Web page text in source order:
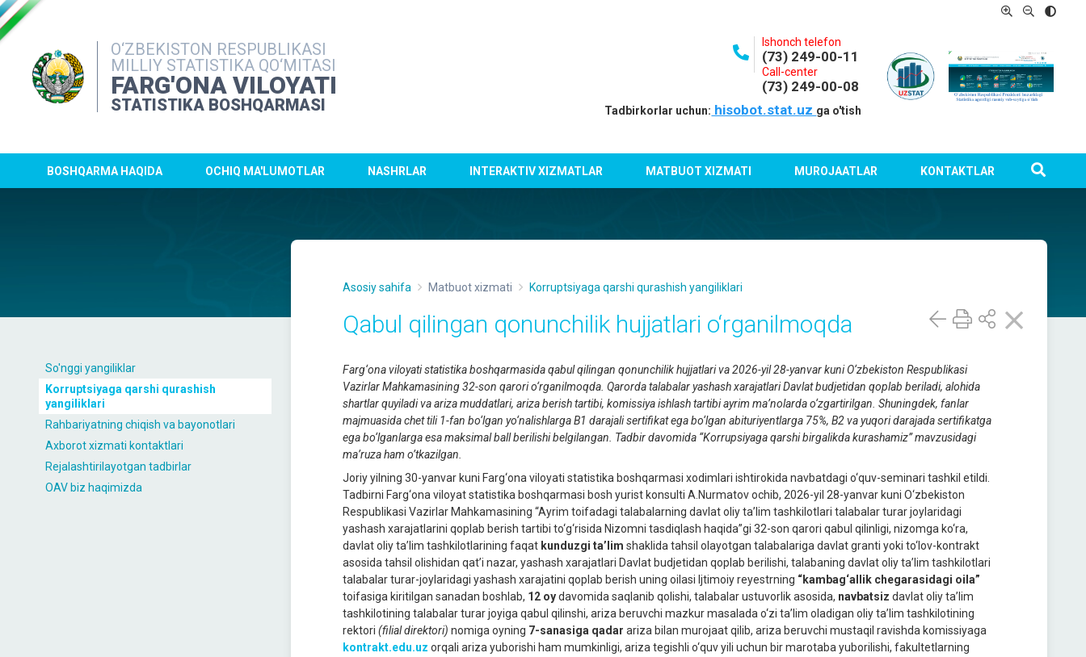
O‘ZBEKISTON RESPUBLIKASI
MILLIY STATISTIKA QO‘MITASI
FARG'ONA VILOYATI
STATISTIKA BOSHQARMASI
Ishonch telefon
(73) 249-00-11
Call-center
(73) 249-00-08
Tadbirkorlar uchun: hisobot.stat.uz ga o'tish
BOSHQARMA HAQIDA OCHIQ MA'LUMOTLAR NASHRLAR INTERAKTIV XIZMATLAR MATBUOT XIZMATI MUROJAATLAR KONTAKTLAR
So'nggi yangiliklar
Korruptsiyaga qarshi qurashish
yangiliklari
Rahbariyatning chiqish va bayonotlari
Axborot xizmati kontaktlari
Rejalashtirilayotgan tadbirlar
OAV biz haqimizda
Asosiy sahifa Matbuot xizmati Korruptsiyaga qarshi qurashish yangiliklari
Qabul qilingan qonunchilik hujjatlari o‘rganilmoqda
Farg‘ona viloyati statistika boshqarmasida qabul qilingan qonunchilik hujjatlari va 2026-yil 28-yanvar kuni O‘zbekiston Respublikasi
Vazirlar Mahkamasining 32-son qarori o‘rganilmoqda. Qarorda talabalar yashash xarajatlari Davlat budjetidan qoplab beriladi, alohida
shartlar quyiladi va ariza muddatlari, ariza berish tartibi, komissiya ishlash tartibi ayrim ma’nolarda o‘zgartirilgan. Shuningdek, fanlar
majmuasida chet tili 1-fan bo‘lgan yo‘nalishlarga B1 darajali sertifikat ega bo‘lgan abituriyentlarga 75%, B2 va yuqori darajada sertifikatga
ega bo‘lganlarga esa maksimal ball berilishi belgilangan. Tadbir davomida “Korrupsiyaga qarshi birgalikda kurashamiz” mavzusidagi
ma’ruza ham o’tkazilgan.
Joriy yilning 30-yanvar kuni Farg‘ona viloyati statistika boshqarmasi xodimlari ishtirokida navbatdagi o‘quv-seminari tashkil etildi.
Tadbirni Farg‘ona viloyat statistika boshqarmasi bosh yurist konsulti A.Nurmatov ochib, 2026-yil 28-yanvar kuni O‘zbekiston
Respublikasi Vazirlar Mahkamasining “Ayrim toifadagi talabalarning davlat oliy ta’lim tashkilotlari talabalar turar joylaridagi
yashash xarajatlarini qoplab berish tartibi to‘g‘risida Nizomni tasdiqlash haqida”gi 32-son qarori qabul qilinligi, nizomga ko‘ra,
davlat oliy ta’lim tashkilotlarining faqat kunduzgi ta’lim shaklida tahsil olayotgan talabalariga davlat granti yoki to‘lov-kontrakt
asosida tahsil olishidan qat’i nazar, yashash xarajatlari Davlat budjetidan qoplab berilishi, talabaning davlat oliy ta’lim tashkilotlari
talabalar turar-joylaridagi yashash xarajatini qoplab berish uning oilasi Ijtimoiy reyestrning “kambag‘allik chegarasidagi oila”
toifasiga kiritilgan sanadan boshlab, 12 oydavomida saqlanib qolishi, talabalar ustuvorlik asosida, navbatsiz davlat oliy ta’lim
tashkilotining talabalar turar joyiga qabul qilinshi, ariza beruvchi mazkur masalada o‘zi ta’lim oladigan oliy ta’lim tashkilotining
rektori (filial direktori) nomiga oyning 7-sanasiga qadar ariza bilan murojaat qilib, ariza beruvchi mustaqil ravishda komissiyaga
kontrakt.edu.uz orqali ariza yuborishi ham mumkinligi, ariza tegishli o‘quv yili uchun bir marotaba yuborilishi, fakultetlarning